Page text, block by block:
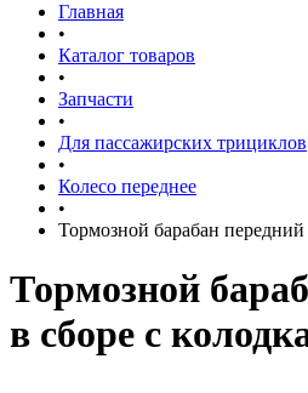
Главная
•
Каталог товаров
•
Запчасти
•
Для пассажирских трициклов
•
Колесо переднее
•
Тормозной барабан передний
Тормозной
в сборе с